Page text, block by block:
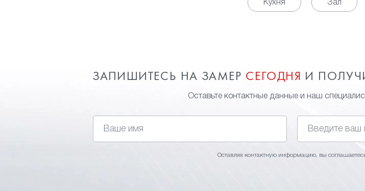
Кухня Зал
ЗАПИШИТЕСЬ НА ЗАМЕР СЕГОДНЯ И
Оставьте контактные данные и наш
Оставляя контактную информацию, вы